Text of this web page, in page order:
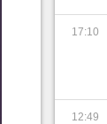
17:10
12:49